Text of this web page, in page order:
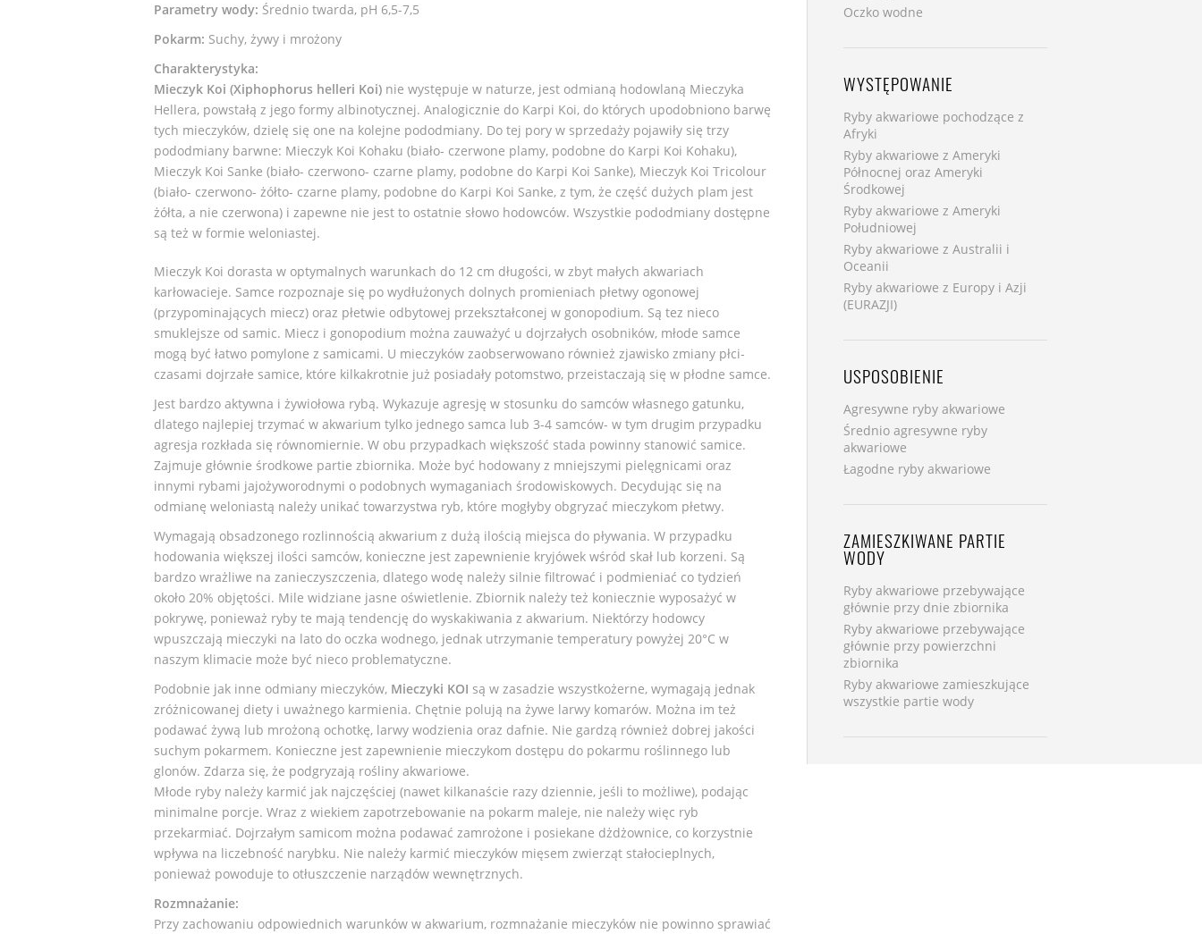
Parametry wody: Średnio twarda, pH 6,5-7,5
Pokarm: Suchy, żywy i mrożony
Charakterystyka:
Mieczyk Koi (Xiphophorus helleri Koi) nie występuje w naturze, jest odmianą hodowlaną Mieczyka
Hellera, powstałą z jego formy albinotycznej. Analogicznie do Karpi Koi, do których upodobniono barwę
tych mieczyków, dzielę się one na kolejne pododmiany. Do tej pory w sprzedaży pojawiły się trzy
pododmiany barwne: Mieczyk Koi Kohaku (biało- czerwone plamy, podobne do Karpi Koi Kohaku),
Mieczyk Koi Sanke (biało- czerwono- czarne plamy, podobne do Karpi Koi Sanke), Mieczyk Koi Tricolour
(biało- czerwono- żółto- czarne plamy, podobne do Karpi Koi Sanke, z tym, że część dużych plam jest
żółta, a nie czerwona) i zapewne nie jest to ostatnie słowo hodowców. Wszystkie pododmiany dostępne
są też w formie weloniastej.
Mieczyk Koi dorasta w optymalnych warunkach do 12 cm długości, w zbyt małych akwariach
karłowacieje. Samce rozpoznaje się po wydłużonych dolnych promieniach płetwy ogonowej
(przypominających miecz) oraz płetwie odbytowej przekształconej w gonopodium. Są tez nieco
smuklejsze od samic. Miecz i gonopodium można zauważyć u dojrzałych osobników, młode samce
mogą być łatwo pomylone z samicami. U mieczyków zaobserwowano również zjawisko zmiany płci-
czasami dojrzałe samice, które kilkakrotnie już posiadały potomstwo, przeistaczają się w płodne samce.
Jest bardzo aktywna i żywiołowa rybą. Wykazuje agresję w stosunku do samców własnego gatunku,
dlatego najlepiej trzymać w akwarium tylko jednego samca lub 3-4 samców- w tym drugim przypadku
agresja rozkłada się równomiernie. W obu przypadkach większość stada powinny stanowić samice.
Zajmuje głównie środkowe partie zbiornika. Może być hodowany z mniejszymi pielęgnicami oraz
innymi rybami jajożyworodnymi o podobnych wymaganiach środowiskowych. Decydując się na
odmianę weloniastą należy unikać towarzystwa ryb, które mogłyby obgryzać mieczykom płetwy.
Wymagają obsadzonego rozlinnością akwarium z dużą ilością miejsca do pływania. W przypadku
hodowania większej ilości samców, konieczne jest zapewnienie kryjówek wśród skał lub korzeni. Są
bardzo wrażliwe na zanieczyszczenia, dlatego wodę należy silnie filtrować i podmieniać co tydzień
około 20% objętości. Mile widziane jasne oświetlenie. Zbiornik należy też koniecznie wyposażyć w
pokrywę, ponieważ ryby te mają tendencję do wyskakiwania z akwarium. Niektórzy hodowcy
wpuszczają mieczyki na lato do oczka wodnego, jednak utrzymanie temperatury powyżej 20°C w
naszym klimacie może być nieco problematyczne.
Podobnie jak inne odmiany mieczyków, Mieczyki KOI są w zasadzie wszystkożerne, wymagają jednak
zróżnicowanej diety i uważnego karmienia. Chętnie polują na żywe larwy komarów. Można im też
podawać żywą lub mrożoną ochotkę, larwy wodzienia oraz dafnie. Nie gardzą również dobrej jakości
suchym pokarmem. Konieczne jest zapewnienie mieczykom dostępu do pokarmu roślinnego lub
glonów. Zdarza się, że podgryzają rośliny akwariowe.
Młode ryby należy karmić jak najczęściej (nawet kilkanaście razy dziennie, jeśli to możliwe), podając
minimalne porcje. Wraz z wiekiem zapotrzebowanie na pokarm maleje, nie należy więc ryb
przekarmiać. Dojrzałym samicom można podawać zamrożone i posiekane dżdżownice, co korzystnie
wpływa na liczebność narybku. Nie należy karmić mieczyków mięsem zwierząt stałocieplnych,
ponieważ powoduje to otłuszczenie narządów wewnętrznych.
Rozmnażanie:
Przy zachowaniu odpowiednich warunków w akwarium, rozmnażanie mieczyków nie powinno sprawiać
Oczko wodne
WYSTĘPOWANIE
Ryby akwariowe pochodzące z
Afryki
Ryby akwariowe z Ameryki
Północnej oraz Ameryki
Środkowej
Ryby akwariowe z Ameryki
Południowej
Ryby akwariowe z Australii i
Oceanii
Ryby akwariowe z Europy i Azji
(EURAZJI)
USPOSOBIENIE
Agresywne ryby akwariowe
Średnio agresywne ryby
akwariowe
Łagodne ryby akwariowe
ZAMIESZKIWANE PARTIE
WODY
Ryby akwariowe przebywające
głównie przy dnie zbiornika
Ryby akwariowe przebywające
głównie przy powierzchni
zbiornika
Ryby akwariowe zamieszkujące
wszystkie partie wody